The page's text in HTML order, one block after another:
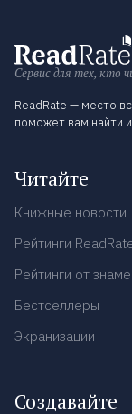
Сервис для тех, кто
ReadRate — место
поможет вам найти
Читайте
Книжные новости
Рейтинги
Рейтинги от
Бестселлеры
Экранизации
Создавайте